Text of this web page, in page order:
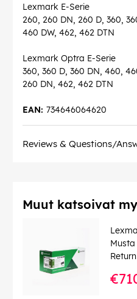
Lexmark E-Serie
260, 260 DN, 260 D, 360,
460 DW, 462, 462 DTN
Lexmark Optra E-Serie
360, 360 D, 360 DN, 460,
260 DN, 462, 462 DTN
734646064620
EAN:
Reviews & Questions/
Muut katsoivat
Return